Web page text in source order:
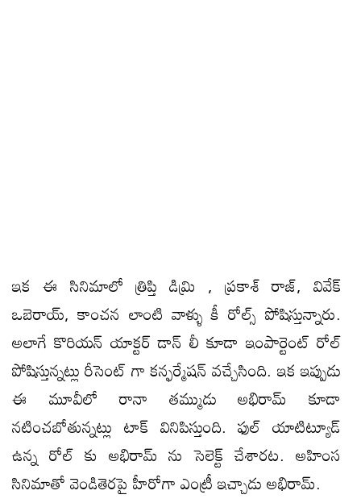
ఇక ఈ సినిమాలో త్రిప్తి డిమ్రి , ప్రకాశ్‌ రాజ్‌, వివేక్‌
ఒబెరాయ్‌, కాంచన లాంటి వాళ్ళు కీ రోల్స్ పోషిస్తున్నారు.
అలాగే కొరియన్ యాక్టర్ డాన్ లీ కూడా ఇంపార్టెంట్ రోల్
పోషిస్తున్నట్లు రీసెంట్ గా కన్ఫర్మేషన్ వచ్చేసింది. ఇక ఇప్పుడు
ఈ మూవీలో రానా తమ్ముడు అభిరామ్ కూడా
నటించబోతున్నట్లు టాక్ వినిపిస్తుంది. ఫుల్ యాటిట్యూడ్
ఉన్న రోల్ కు అభిరామ్ ను సెలెక్ట్ చేశారట. అహింస
సినిమాతో వెండితెరపై హీరోగా ఎంట్రీ ఇచ్చాడు అభిరామ్.